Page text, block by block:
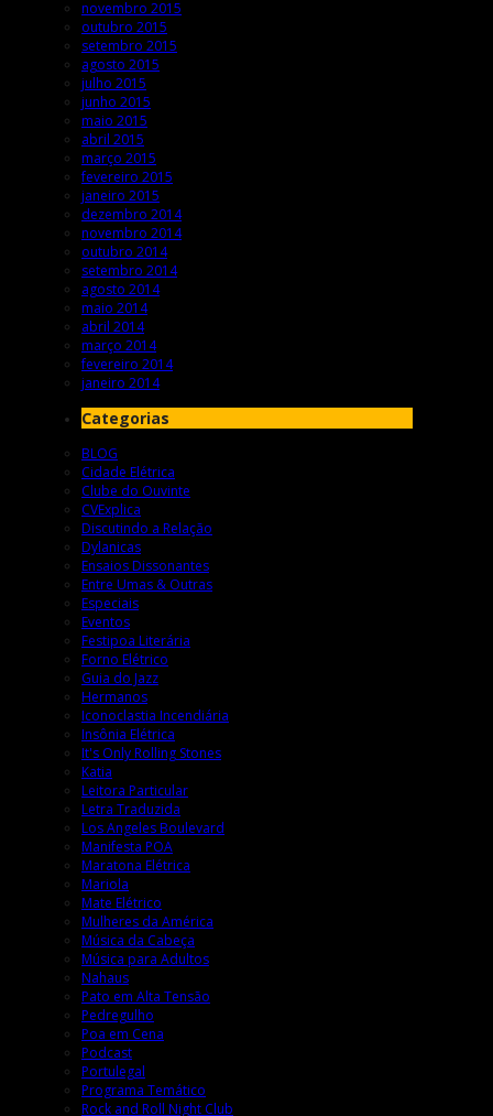
novembro 2015
outubro 2015
setembro 2015
agosto 2015
julho 2015
junho 2015
maio 2015
abril 2015
março 2015
fevereiro 2015
janeiro 2015
dezembro 2014
novembro 2014
outubro 2014
setembro 2014
agosto 2014
maio 2014
abril 2014
março 2014
fevereiro 2014
janeiro 2014
Categorias
BLOG
Cidade Elétrica
Clube do Ouvinte
CVExplica
Discutindo a Relação
Dylanicas
Ensaios Dissonantes
Entre Umas & Outras
Especiais
Eventos
Festipoa Literária
Forno Elétrico
Guia do Jazz
Hermanos
Iconoclastia Incendiária
Insônia Elétrica
It's Only Rolling Stones
Katia
Leitora Particular
Letra Traduzida
Los Angeles Boulevard
Manifesta POA
Maratona Elétrica
Mariola
Mate Elétrico
Mulheres da América
Música da Cabeça
Música para Adultos
Nahaus
Pato em Alta Tensão
Pedregulho
Poa em Cena
Podcast
Portulegal
Programa Temático
Rock and Roll Night Club